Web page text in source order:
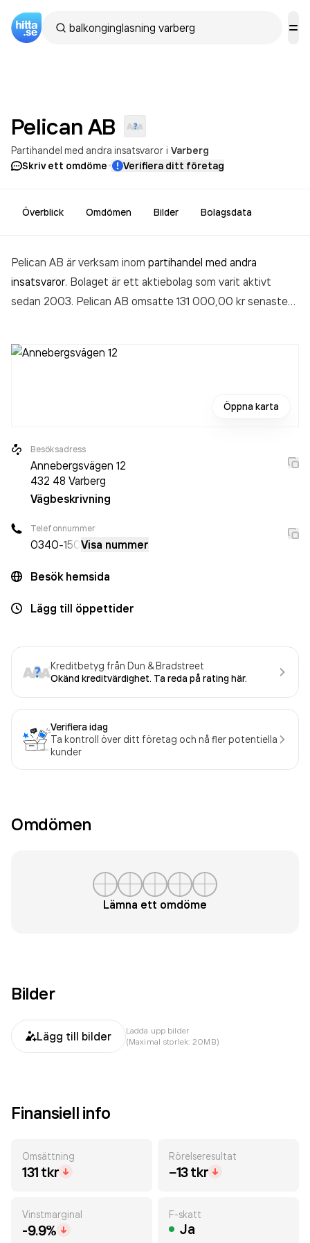
Pelican AB
Partihandel med andra insatsvaror i Varberg
Skriv ett omdöme· Verifiera ditt företag
Överblick Omdömen Bilder Bolagsdata
Pelican AB är verksam inom partihandel med andra
insatsvaror. Bolaget är ett aktiebolag som varit aktivt
sedan 2003. Pelican AB omsatte 131 000,00 krsenaste
Öppna karta
Besöksadress
Annebergsvägen 12
432 48 Varberg
Vägbeskrivning
Telefonnummer
0340-150Visa nummer
Besök hemsida
Lägg till öppettider
Kreditbetyg från Dun & Bradstreet
Okänd kreditvärdighet. Ta reda på rating här.
Verifiera idag
Ta kontroll över ditt företag och nå fler potentiella
kunder
Omdömen
Lämna ett omdöme
Bilder
Lägg till bilder
Ladda upp bilder
(Maximal storlek: 20MB)
Finansiell info
Omsättning
131 tkr
Rörelseresultat
−13 tkr
Vinstmarginal
-9.9%
F-skatt
Ja